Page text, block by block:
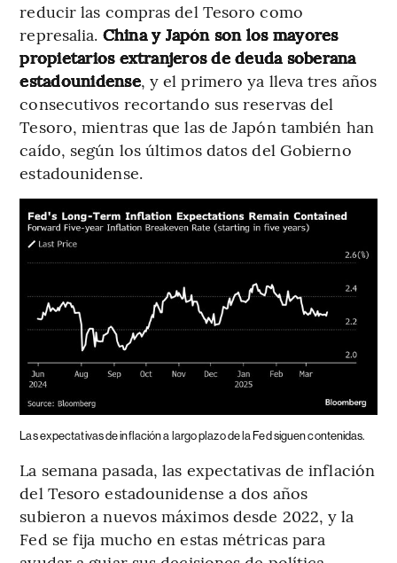
reducir las compras del Tesoro como
represalia. China y Japón son los mayores
propietarios extranjeros de deuda soberana
estadounidense, y el primero ya lleva tres años
consecutivos recortando sus reservas del
Tesoro, mientras que las de Japón también han
caído, según los últimos datos del Gobierno
estadounidense.
Las expectativas de inflación a largo plazo de la Fed siguen contenidas.
La semana pasada, las expectativas de inflación
del Tesoro estadounidense a dos años
subieron a nuevos máximos desde 2022, y la
Fed se fija mucho en estas métricas para